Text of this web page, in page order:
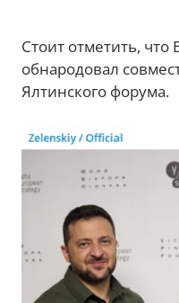
Стоит отметить,
обнародовал
Ялтинского форума.